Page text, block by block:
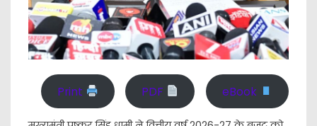
Print PDF eBook